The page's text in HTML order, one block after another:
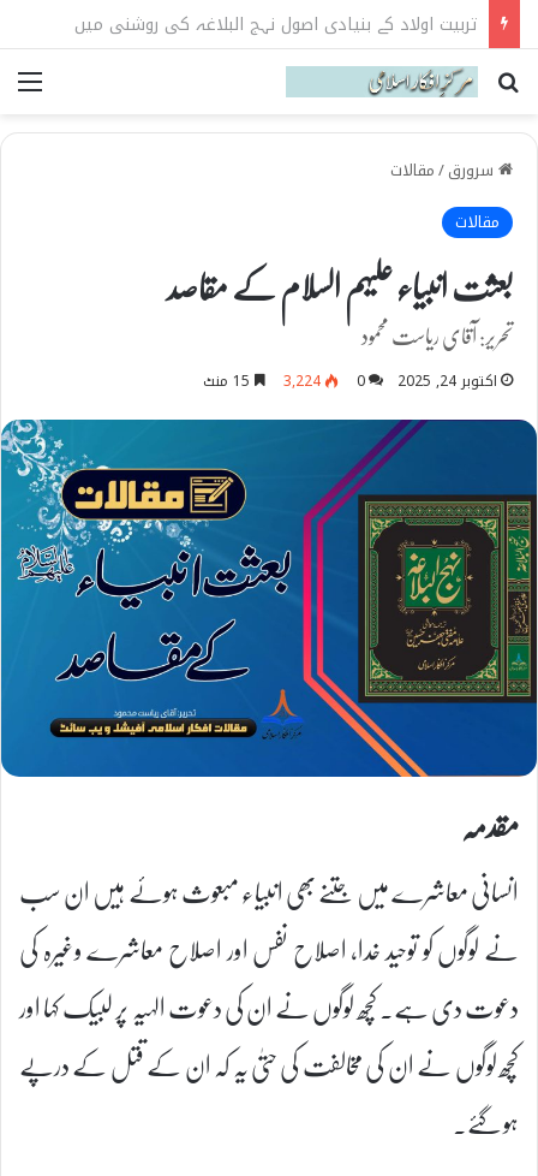
نہج البلاغہ میں حکومت و سیاست کے اصول
Search for
سرورق/مقالات
مقالات
بعثت انبیاء علیہم السلام کے مقاصد
تحریر: آقای ریاست محمود
اکتوبر 24, 2025 0
3,224
مقدمہ
انسانی معاشرے میں جتنے بھی انبیاء مبعوث ہوئے ہیں ان سب
نے لوگوں کو توحید خدا، اصلاح نفس اور اصلاح معاشرے وغیرہ کی
دعوت دی ہے۔ کچھ لوگوں نے ان کی دعوت الہیہ پر لبیک کہا اور
کچھ لوگوں نے ان کی مخالفت کی حتیٰ یہ کہ ان کے قتل کے درپے
ہو گئے۔